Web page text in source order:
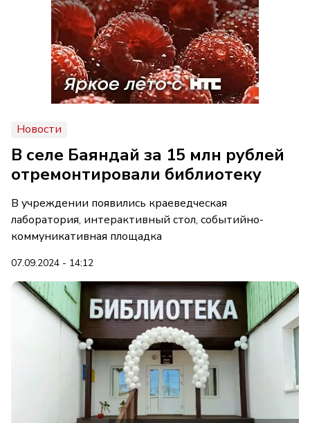
Новости
В селе Баяндай за 15 млн рублей
отремонтировали библиотеку
В учреждении появились краеведческая
лаборатория, интерактивный стол, событийно-
коммуникативная площадка
07.09.2024 - 14:12